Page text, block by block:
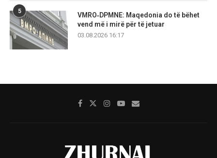
5
VMRO‑DPMNE: Maqedonia do të bëhet
vend më i mirë për të jetuar
03.08.2026 16:17